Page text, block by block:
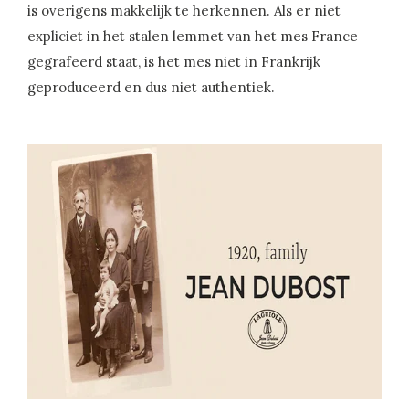
is overigens makkelijk te herkennen. Als er niet
expliciet in het stalen lemmet van het mes France
gegrafeerd staat, is het mes niet in Frankrijk
geproduceerd en dus niet authentiek.